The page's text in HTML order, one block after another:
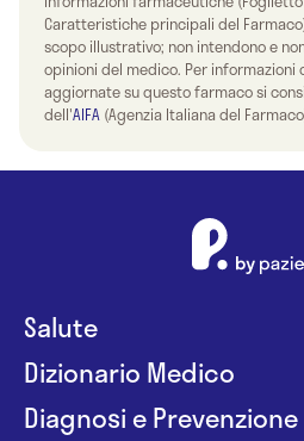
Caratteristiche principali del
scopo illustrativo; non intendono e
opinioni del medico. Per informazioni
aggiornate su questo farmaco si
dell'AIFA (Agenzia Italiana del
Salute
Dizionario Medico
Diagnosi e Prevenzione